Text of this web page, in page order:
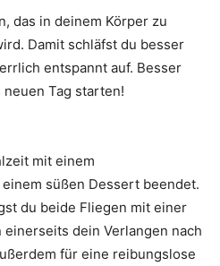
das in deinem Körper zu
Damit schläfst du besser
entspannt auf. Besser
Tag starten!
mit einem
süßen Dessert beendet.
du beide Fliegen mit einer
dein Verlangen nach
für eine reibungslose